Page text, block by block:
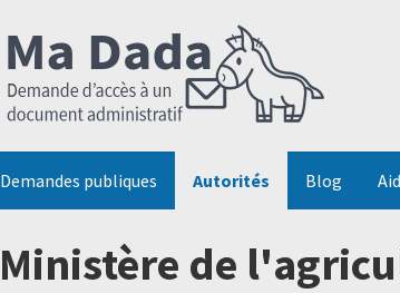
Demandes publiques Autorités Blog
Ministère de